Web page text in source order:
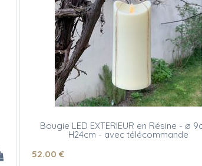
Bougie LED EXTERIEUR en Résine - ø
H24cm - avec télécommande
52.00 €